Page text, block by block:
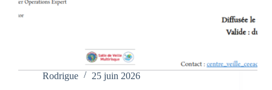
Rodrigue 25 juin 2026